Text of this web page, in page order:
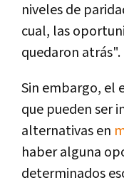
niveles de
cual, las
quedaron atrás".
Sin embargo, el
que pueden ser
alternativas en
haber alguna
determinados